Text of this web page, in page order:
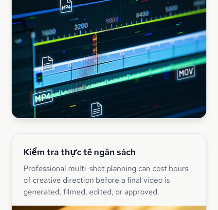
Kiểm tra thực tế ngân sách
Professional multi-shot planning can cost hours
of creative direction before a final video is
generated, filmed, edited, or approved.